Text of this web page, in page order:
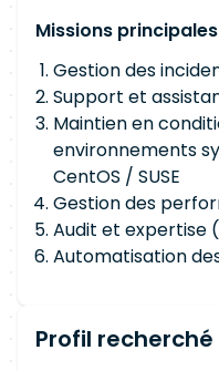
Missions principales
Gestion des
Support et
Maintien en
environnements
CentOS / SUSE
Gestion des
Audit et expertise
Automatisation
Profil recherché